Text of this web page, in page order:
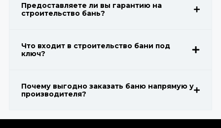
Предоставляете ли вы гарантию на
строительство бань?
Что входит в строительство бани под
ключ?
Почему выгодно заказать баню напрямую у
производителя?